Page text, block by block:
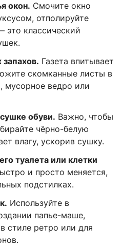
окон. Смочите окно
отполируйте
это классический
Газета впитывает
скомканные листы в
мусорное ведро или
обуви. Важно, чтобы
чёрно-белую
влагу, ускорив сушку.
туалета или клетки
и просто меняется,
подстилках.
Используйте в
папье-маше,
стиле ретро или для